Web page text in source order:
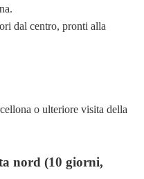
dal centro, pronti alla
o ulteriore visita della
nord (10 giorni,